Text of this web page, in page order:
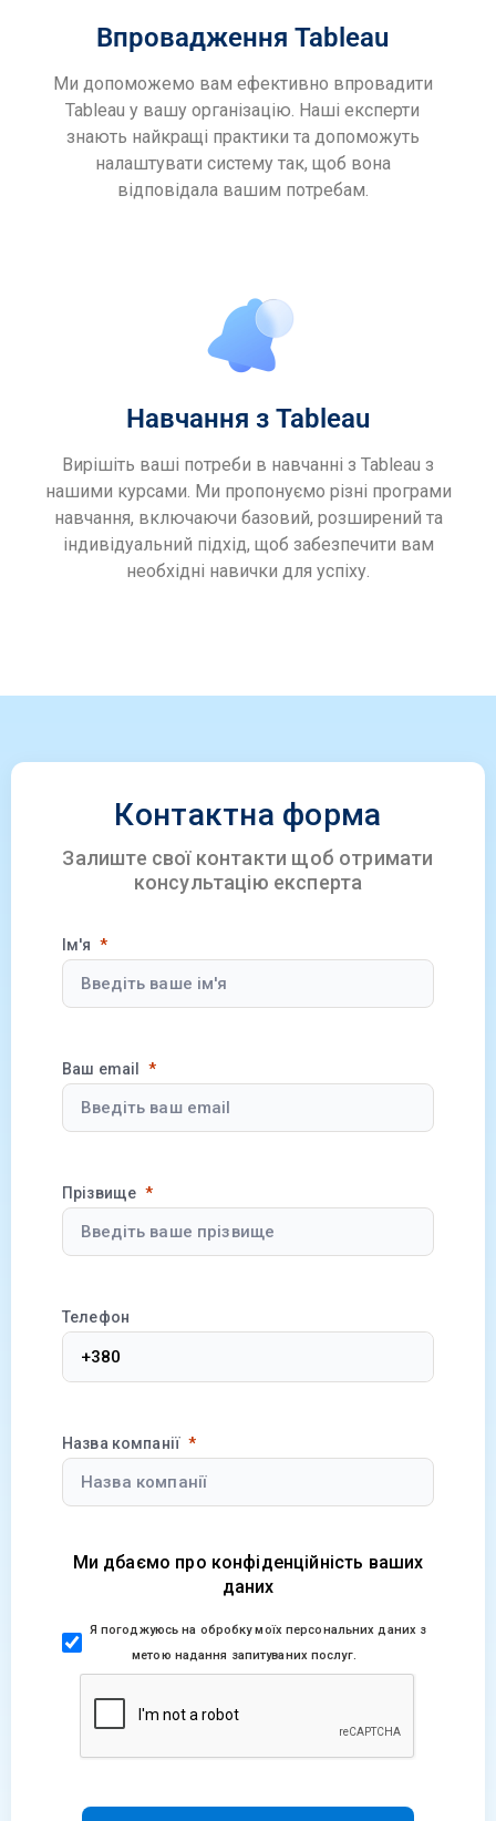
Впровадження Tableau
Ми допоможемо вам ефективно впровадити
Tableau у вашу організацію. Наші експерти
знають найкращі практики та допоможуть
налаштувати систему так, щоб вона
відповідала вашим потребам.
Навчання з Tableau
Вирішіть ваші потреби в навчанні з Tableau з
нашими курсами. Ми пропонуємо різні програми
навчання, включаючи базовий, розширений та
індивідуальний підхід, щоб забезпечити вам
необхідні навички для успіху.
Контактна форма
Залиште свої контакти щоб отримати
консультацію експерта
Ім'я
Ваш email
Прізвище
Телефон
Назва компанії
Ми дбаємо про конфіденційність ваших
даних
Я погоджуюсь на обробку моїх персональних даних з
метою надання запитуваних послуг.